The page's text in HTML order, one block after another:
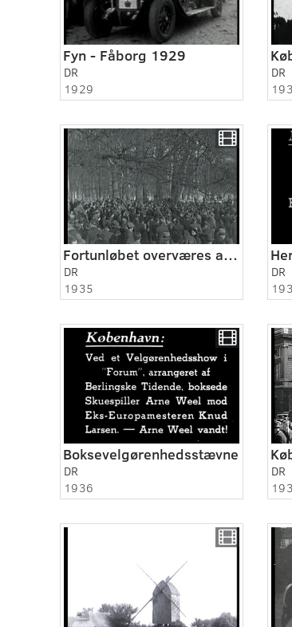
Fyn - Fåborg 1929
DR
1929
DR
Fortunløbet overværes af Christian X.
DR
1935
DR
Boksevelgørenhedsstævne
DR
1936
DR